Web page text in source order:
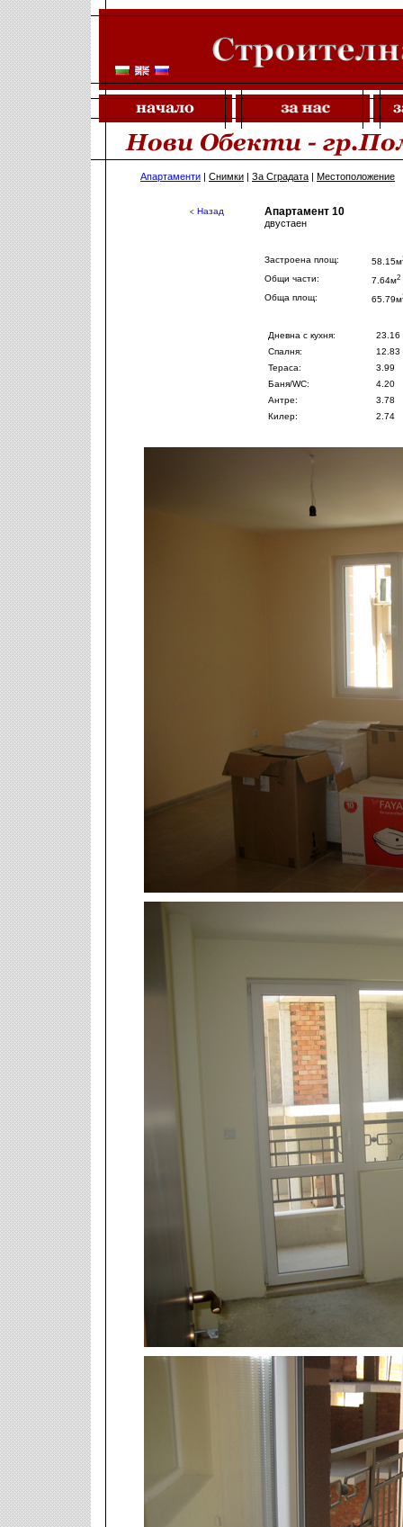
Апартаменти | Снимки | За Сградата | Местоположение
< Назад Апартамент 10
двустаен
Застроена площ: 58.15м
Общи части: 7.64м2
Обща площ: 65.79м
Дневна с кухня:
23.16
Спалня:
12.83
Тераса:
3.99
Баня/WC:
4.20
Антре:
3.78
Килер:
2.74